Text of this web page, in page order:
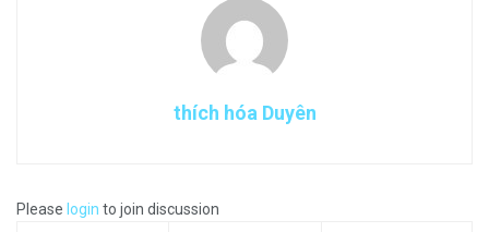
thích hóa Duyên
Please login to join discussion